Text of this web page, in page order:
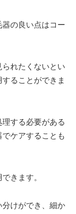
の良い点はコー
れたくないとい
ることができま
する必要がある
ケアすることも
きます。
けができ、細か